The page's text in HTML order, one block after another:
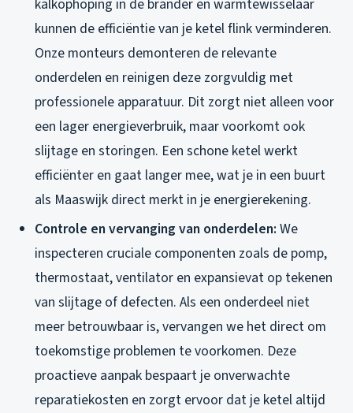
kalkophoping in de brander en warmtewisselaar
kunnen de efficiëntie van je ketel flink verminderen.
Onze monteurs demonteren de relevante
onderdelen en reinigen deze zorgvuldig met
professionele apparatuur. Dit zorgt niet alleen voor
een lager energieverbruik, maar voorkomt ook
slijtage en storingen. Een schone ketel werkt
efficiënter en gaat langer mee, wat je in een buurt
als Maaswijk direct merkt in je energierekening.
Controle en vervanging van onderdelen: We
inspecteren cruciale componenten zoals de pomp,
thermostaat, ventilator en expansievat op tekenen
van slijtage of defecten. Als een onderdeel niet
meer betrouwbaar is, vervangen we het direct om
toekomstige problemen te voorkomen. Deze
proactieve aanpak bespaart je onverwachte
reparatiekosten en zorgt ervoor dat je ketel altijd